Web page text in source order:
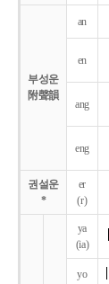
부성운
附聲韻
an
en
ang
eng
권설운
*
er
(r)
ya
(ia)
yo